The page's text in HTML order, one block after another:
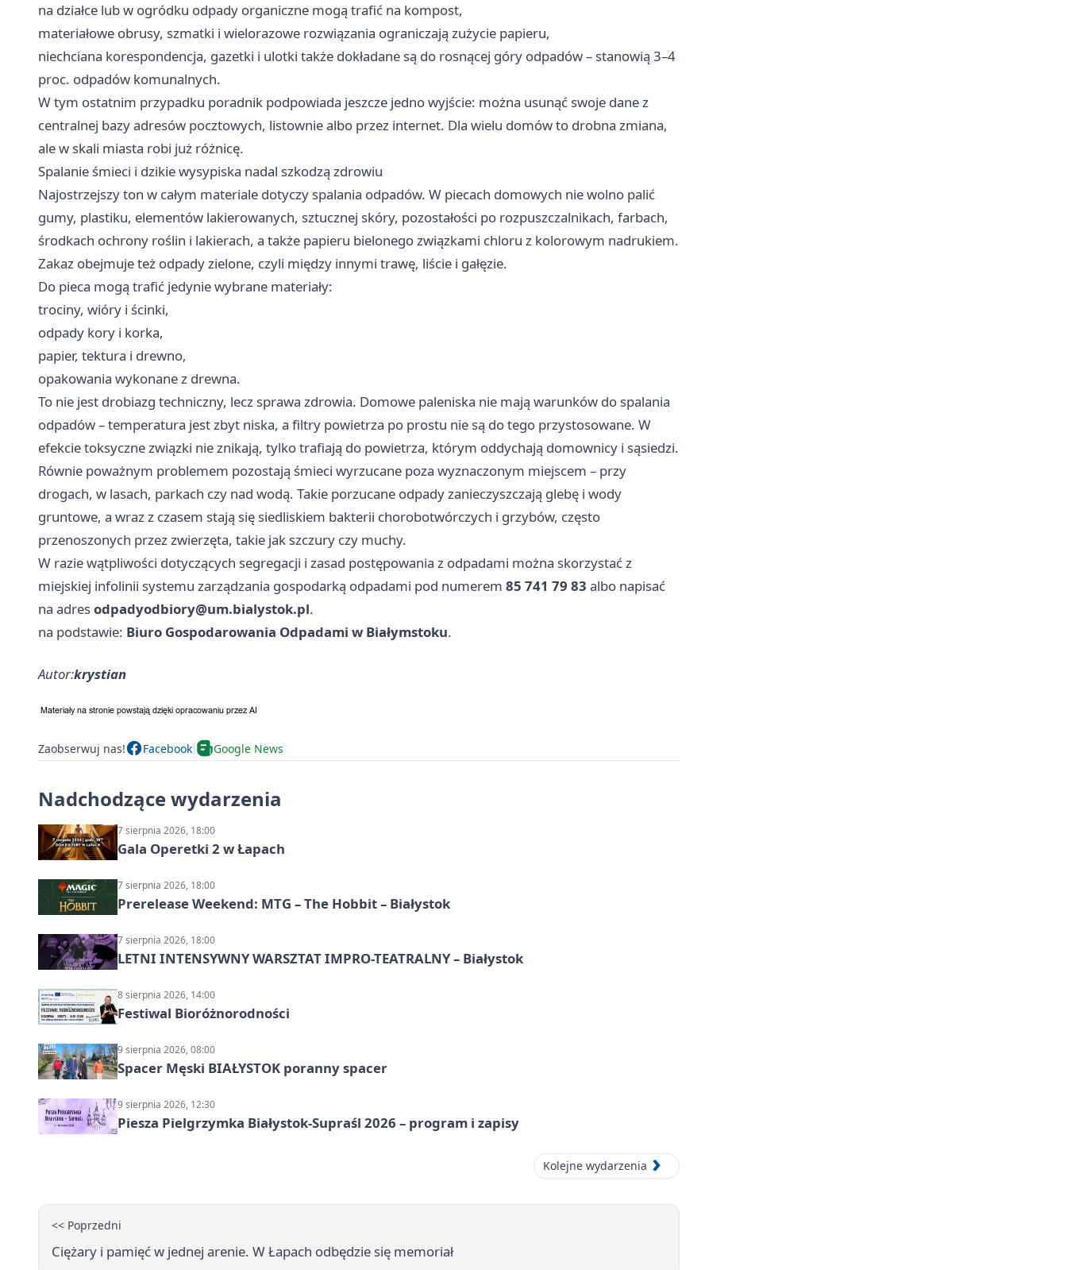
na działce lub w ogródku odpady organiczne mogą trafić na kompost,
materiałowe obrusy, szmatki i wielorazowe rozwiązania ograniczają zużycie papieru,
niechciana korespondencja, gazetki i ulotki także dokładane są do rosnącej góry odpadów – stanowią 3–4
proc. odpadów komunalnych.
W tym ostatnim przypadku poradnik podpowiada jeszcze jedno wyjście: można usunąć swoje dane z
centralnej bazy adresów pocztowych, listownie albo przez internet. Dla wielu domów to drobna zmiana,
ale w skali miasta robi już różnicę.
Spalanie śmieci i dzikie wysypiska nadal szkodzą zdrowiu
Najostrzejszy ton w całym materiale dotyczy spalania odpadów. W piecach domowych nie wolno palić
gumy, plastiku, elementów lakierowanych, sztucznej skóry, pozostałości po rozpuszczalnikach, farbach,
środkach ochrony roślin i lakierach, a także papieru bielonego związkami chloru z kolorowym nadrukiem.
Zakaz obejmuje też odpady zielone, czyli między innymi trawę, liście i gałęzie.
Do pieca mogą trafić jedynie wybrane materiały:
trociny, wióry i ścinki,
odpady kory i korka,
papier, tektura i drewno,
opakowania wykonane z drewna.
To nie jest drobiazg techniczny, lecz sprawa zdrowia. Domowe paleniska nie mają warunków do spalania
odpadów – temperatura jest zbyt niska, a filtry powietrza po prostu nie są do tego przystosowane. W
efekcie toksyczne związki nie znikają, tylko trafiają do powietrza, którym oddychają domownicy i sąsiedzi.
Równie poważnym problemem pozostają śmieci wyrzucane poza wyznaczonym miejscem – przy
drogach, w lasach, parkach czy nad wodą. Takie porzucane odpady zanieczyszczają glebę i wody
gruntowe, a wraz z czasem stają się siedliskiem bakterii chorobotwórczych i grzybów, często
przenoszonych przez zwierzęta, takie jak szczury czy muchy.
W razie wątpliwości dotyczących segregacji i zasad postępowania z odpadami można skorzystać z
miejskiej infolinii systemu zarządzania gospodarką odpadami pod numerem 85 741 79 83 albo napisać
na adresodpadyodbiory@um.bialystok.pl.
na podstawie: Biuro Gospodarowania Odpadami w Białymstoku.
Autor:krystian
Zaobserwuj nas! Facebook Google News
Nadchodzące wydarzenia
7 sierpnia 2026, 18:00
Gala Operetki 2 w Łapach
7 sierpnia 2026, 18:00
Prerelease Weekend: MTG – The Hobbit – Białystok
7 sierpnia 2026, 18:00
LETNI INTENSYWNY WARSZTAT IMPRO-TEATRALNY – Białystok
8 sierpnia 2026, 14:00
Festiwal Bioróżnorodności
9 sierpnia 2026, 08:00
Spacer Męski BIAŁYSTOK poranny spacer
9 sierpnia 2026, 12:30
Piesza Pielgrzymka Białystok-Supraśl 2026 – program i zapisy
Kolejne wydarzenia
<< Poprzedni
Ciężary i pamięć w jednej arenie. W Łapach odbędzie się memoriał